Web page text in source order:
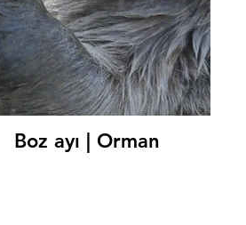
Boz ayı | Orman